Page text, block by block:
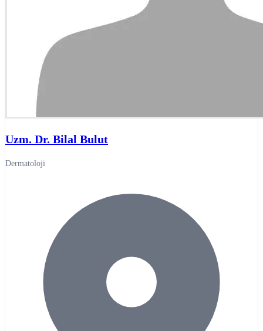
Uzm. Dr. Bilal Bulut
Dermatoloji